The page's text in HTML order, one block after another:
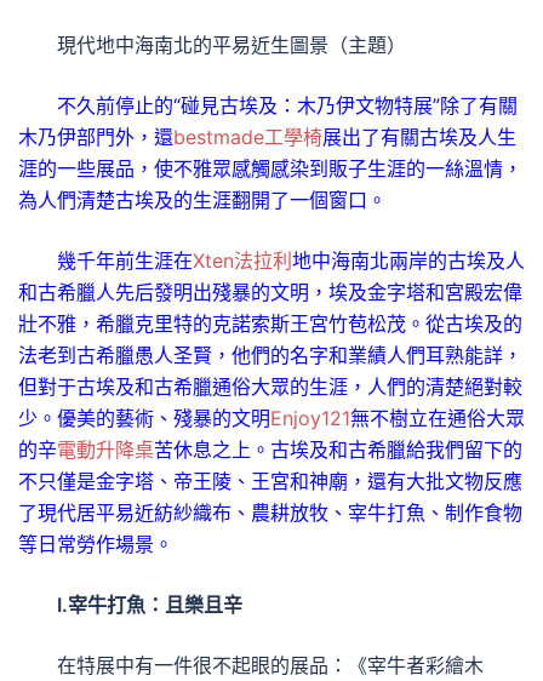
現代地中海南北的平易近生圖景（主題）
不久前停止的“碰見古埃及：木乃伊文物特展”除了有關
木乃伊部門外，還bestmade工學椅展出了有關古埃及人生
涯的一些展品，使不雅眾感觸感染到販子生涯的一絲溫情，
為人們清楚古埃及的生涯翻開了一個窗口。
幾千年前生涯在Xten法拉利 地中海南北兩岸的古埃及人
和古希臘人先后發明出殘暴的文明，埃及金字塔和宮殿宏偉
壯不雅，希臘克里特的克諾索斯王宮竹苞松茂。從古埃及的
法老到古希臘愚人圣賢，他們的名字和業績人們耳熟能詳，
但對于古埃及和古希臘通俗大眾的生涯，人們的清楚絕對較
少。優美的藝術、殘暴的文明Enjoy121無不樹立在通俗大眾
的辛電動升降桌苦休息之上。古埃及和古希臘給我們留下的
不只僅是金字塔、帝王陵、王宮和神廟，還有大批文物反應
了現代居平易近紡紗織布、農耕放牧、宰牛打魚、制作食物
等日常勞作場景。
Ⅰ.宰牛打魚：且樂且辛
在特展中有一件很不起眼的展品：《宰牛者彩繪木